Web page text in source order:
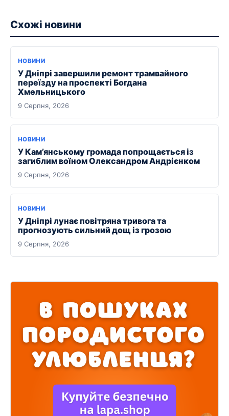
Схожі новини
НОВИНИ
У Дніпрі завершили ремонт трамвайного
переїзду на проспекті Богдана
Хмельницького
9 Серпня, 2026
НОВИНИ
У Кам’янському громада попрощається із
загиблим воїном Олександром Андрієнком
9 Серпня, 2026
НОВИНИ
У Дніпрі лунає повітряна тривога та
прогнозують сильний дощ із грозою
9 Серпня, 2026